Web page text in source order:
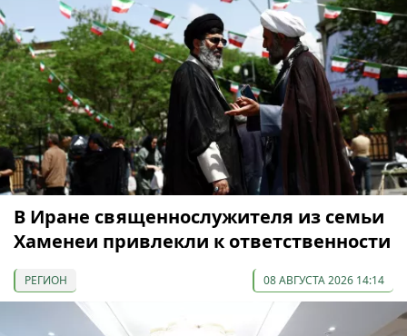
В Иране священнослужителя из семьи
Хаменеи привлекли к ответственности
РЕГИОН 08 АВГУСТА 2026 14:14